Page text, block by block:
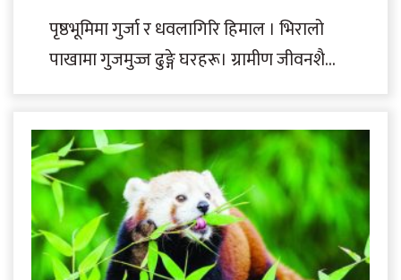
पृष्ठभूमिमा गुर्जा र धवलागिरि हिमाल । भिरालो
पाखामा गुजमुज्ज ढुङ्गे घरहरू। ग्रामीण जीवनशैली